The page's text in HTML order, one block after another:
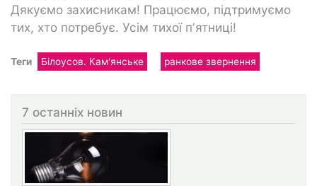
Дякуємо захисникам! Працюємо, підтримуємо
тих, хто потребує. Усім тихої пʼятниці!
Теги Білоусов. Кам'янське ранкове звернення
7 останніх новин